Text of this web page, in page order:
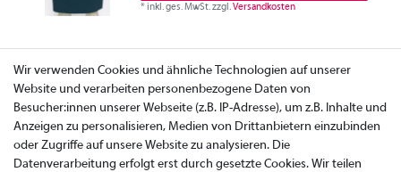
*inkl. ges. MwSt.zzgl.Versandkosten
Wir verwenden Cookies und ähnliche Technologien auf unserer
Website und verarbeiten personenbezogene Daten von
Besucher:innen unserer Webseite (z.B. IP-Adresse), um z.B. Inhalte und
Anzeigen zu personalisieren, Medien von Drittanbietern einzubinden
oder Zugriffe auf unsere Website zu analysieren. Die
Datenverarbeitung erfolgt erst durch gesetzte Cookies. Wir teilen